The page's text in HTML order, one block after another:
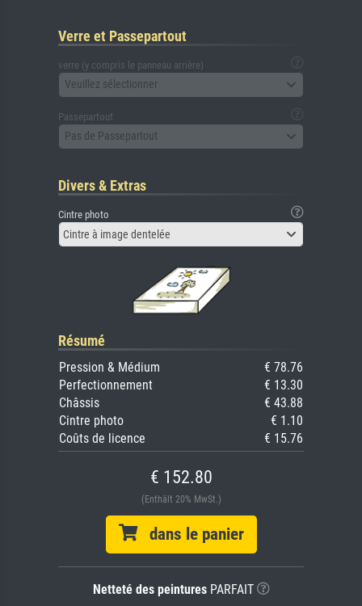
Verre et Passepartout
verre (y compris le panneau arrière)
Veuillez sélectionner
Passepartout
Pas de Passepartout
Divers & Extras
Cintre photo
Cintre à image dentelée
Résumé
Pression & Médium
€ 78.76
Perfectionnement
€ 13.30
Châssis
€ 43.88
Cintre photo
€ 1.10
Coûts de licence
€ 15.76
€ 152.80
(Enthält 20% MwSt.)
dans le panier
Netteté des peinturesPARFAIT